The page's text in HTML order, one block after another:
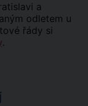
a
odletem u
řády si
.